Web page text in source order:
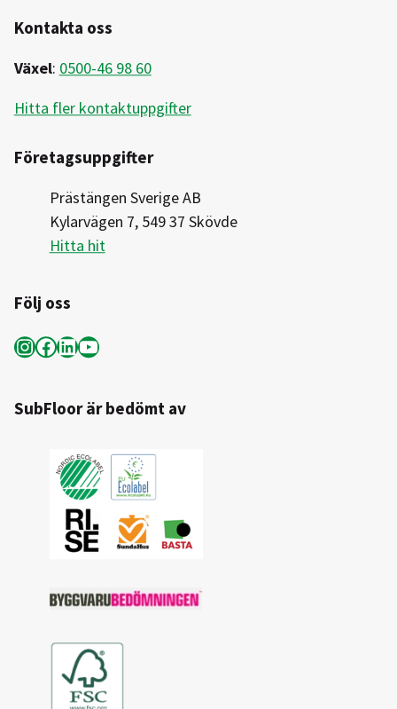
Kontakta oss
Växel: 0500-46 98 60
Hitta fler kontaktuppgifter
Företagsuppgifter
Prästängen Sverige AB
Kylarvägen 7, 549 37 Skövde
Hitta hit
Följ oss
InstagramFacebook LinkedIn YouTube
SubFloor är bedömt av